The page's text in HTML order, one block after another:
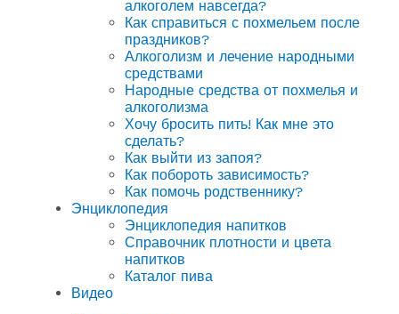
алкоголем навсегда?
Как справиться с похмельем после
праздников?
Алкоголизм и лечение народными
средствами
Народные средства от похмелья и
алкоголизма
Хочу бросить пить! Как мне это
сделать?
Как выйти из запоя?
Как побороть зависимость?
Как помочь родственнику?
Энциклопедия
Энциклопедия напитков
Справочник плотности и цвета
напитков
Каталог пива
Видео